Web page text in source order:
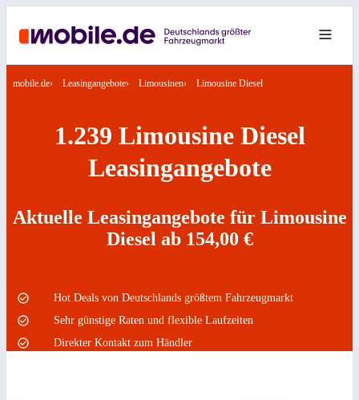
mobile.de Leasingangebote Limousinen Limousine Diesel
1.239 Limousine Diesel
Leasingangebote
Aktuelle Leasingangebote für Limousine
Diesel ab 154,00 €
Hot Deals von Deutschlands größtem Fahrzeugmarkt
Sehr günstige Raten und flexible Laufzeiten
Direkter Kontakt zum Händler